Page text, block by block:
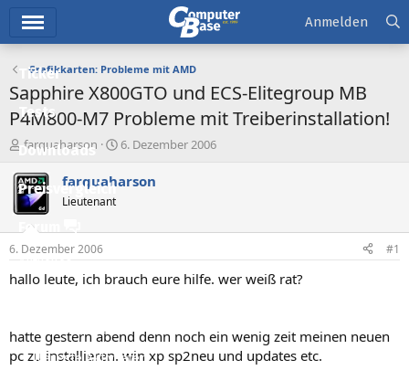
Ticker
Tests
Downloads
Preisvergleich
Forum
Aktuelles
Neueste Aktivitäten
Anmelden
Grafikkarten: Probleme mit AMD
Sapphire X800GTO und ECS-Elitegroup MB
P4M800-M7 Probleme mit Treiberinstallation!
E
r
s
t
e
l
e
r
farquaharson
E
s
t
a
6. Dezember 2006
farquaharson
Lieutenant
6. Dezember 2006 #1
hallo leute, ich brauch eure hilfe. wer weiß rat?
hatte gestern abend denn noch ein wenig zeit meinen neuen
pc zu installieren. win xp sp2neu und updates etc.